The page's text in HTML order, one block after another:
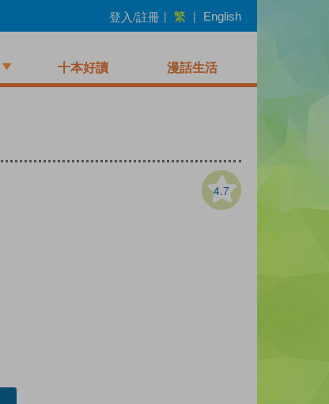
登入/註冊 | 繁 | English
十本好讀 漫話生活
4.7